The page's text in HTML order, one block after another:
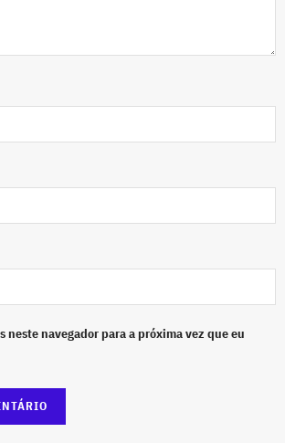
neste navegador para a próxima vez que eu